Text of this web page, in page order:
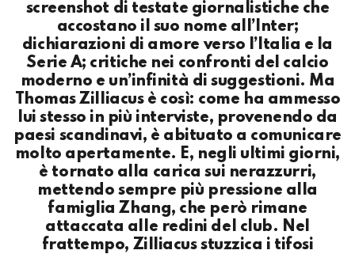
screenshot di testate giornalistiche che
accostano il suo nome all’Inter;
dichiarazioni di amore verso l’Italia e la
Serie A; critiche nei confronti del calcio
moderno e un’infinità di suggestioni. Ma
Thomas Zilliacus è così: come ha ammesso
lui stesso in più interviste, provenendo da
paesi scandinavi, è abituato a comunicare
molto apertamente. E, negli ultimi giorni,
è tornato alla carica sui nerazzurri,
mettendo sempre più pressione alla
famiglia Zhang, che però rimane
attaccata alle redini del club. Nel
frattempo, Zilliacus stuzzica i tifosi